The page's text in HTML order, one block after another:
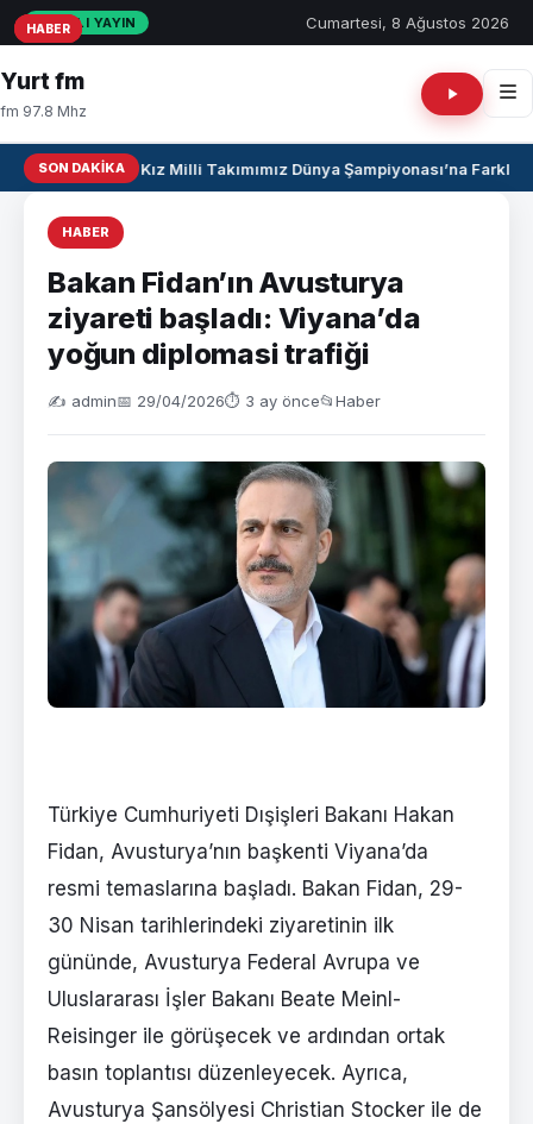
CANLI YAYIN Cumartesi, 8 Ağustos 2026
Yurt fm
fm 97.8 Mhz
SON DAKIKAU17 Kız Milli Takımımız Dünya Şampiyonası’na Farklı
HABER
Bakan Fidan’ın Avusturya
ziyareti başladı: Viyana’da
yoğun diplomasi trafiği
✍️ admin📅 29/04/2026⏱ 3 ay önce📂Haber
Türkiye Cumhuriyeti Dışişleri Bakanı Hakan
Fidan, Avusturya’nın başkenti Viyana’da
resmi temaslarına başladı. Bakan Fidan, 29-
30 Nisan tarihlerindeki ziyaretinin ilk
gününde, Avusturya Federal Avrupa ve
Uluslararası İşler Bakanı Beate Meinl-
Reisinger ile görüşecek ve ardından ortak
basın toplantısı düzenleyecek. Ayrıca,
Avusturya Şansölyesi Christian Stocker ile de
HABER
HABER
HABER